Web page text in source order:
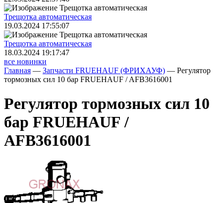
Трещoтка автоматическая
19.03.2024 17:55:07
Трещoтка автоматическая
18.03.2024 19:17:47
все новинки
Главная — Запчасти FRUEHAUF (ФРИХАУФ) — Регулятор
тормозных сил 10 бар FRUEHAUF / AFB3616001
Регулятор тормозных сил 10
бар FRUEHAUF /
AFB3616001